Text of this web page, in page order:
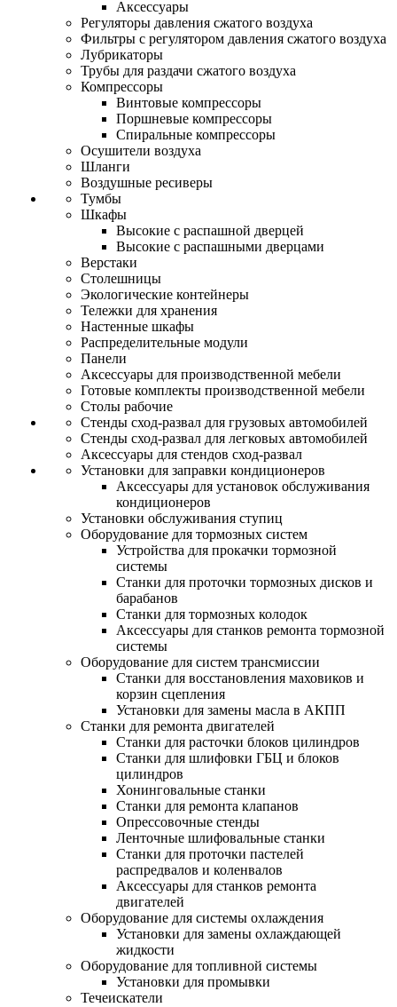
Аксессуары
Регуляторы давления сжатого воздуха
Фильтры с регулятором давления сжатого воздуха
Лубрикаторы
Трубы для раздачи сжатого воздуха
Компрессоры
Винтовые компрессоры
Поршневые компрессоры
Спиральные компрессоры
Осушители воздуха
Шланги
Воздушные ресиверы
Тумбы
Шкафы
Высокие с распашной дверцей
Высокие с распашными дверцами
Верстаки
Столешницы
Экологические контейнеры
Тележки для хранения
Настенные шкафы
Распределительные модули
Панели
Аксессуары для производственной мебели
Готовые комплекты производственной мебели
Столы рабочие
Стенды сход-развал для грузовых автомобилей
Стенды сход-развал для легковых автомобилей
Аксессуары для стендов сход-развал
Установки для заправки кондиционеров
Аксессуары для установок обслуживания
кондиционеров
Установки обслуживания ступиц
Оборудование для тормозных систем
Устройства для прокачки тормозной
системы
Станки для проточки тормозных дисков и
барабанов
Станки для тормозных колодок
Аксессуары для станков ремонта тормозной
системы
Оборудование для систем трансмиссии
Станки для восстановления маховиков и
корзин сцепления
Установки для замены масла в АКПП
Станки для ремонта двигателей
Станки для расточки блоков цилиндров
Станки для шлифовки ГБЦ и блоков
цилиндров
Хонинговальные станки
Станки для ремонта клапанов
Опрессовочные стенды
Ленточные шлифовальные станки
Станки для проточки пастелей
распредвалов и коленвалов
Аксессуары для станков ремонта
двигателей
Оборудование для системы охлаждения
Установки для замены охлаждающей
жидкости
Оборудование для топливной системы
Установки для промывки
Течеискатели